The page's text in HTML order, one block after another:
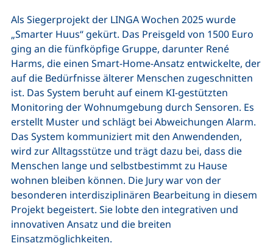
Als Siegerprojekt der LINGA Wochen 2025 wurde
„Smarter Huus“ gekürt. Das Preisgeld von 1500 Euro
ging an die fünfköpfige Gruppe, darunter René
Harms, die einen Smart-Home-Ansatz entwickelte, der
auf die Bedürfnisse älterer Menschen zugeschnitten
ist. Das System beruht auf einem KI-gestützten
Monitoring der Wohnumgebung durch Sensoren. Es
erstellt Muster und schlägt bei Abweichungen Alarm.
Das System kommuniziert mit den Anwendenden,
wird zur Alltagsstütze und trägt dazu bei, dass die
Menschen lange und selbstbestimmt zu Hause
wohnen bleiben können. Die Jury war von der
besonderen interdisziplinären Bearbeitung in diesem
Projekt begeistert. Sie lobte den integrativen und
innovativen Ansatz und die breiten
Einsatzmöglichkeiten.